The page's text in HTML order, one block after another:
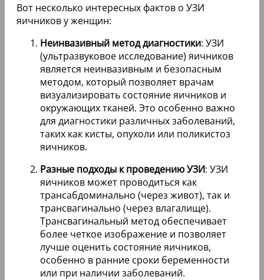
Вот несколько интересных фактов о УЗИ
яичников у женщин:
Неинвазивный метод диагностики: УЗИ
(ультразвуковое исследование) яичников
является неинвазивным и безопасным
методом, который позволяет врачам
визуализировать состояние яичников и
окружающих тканей. Это особенно важно
для диагностики различных заболеваний,
таких как кисты, опухоли или поликистоз
яичников.
Разные подходы к проведению УЗИ: УЗИ
яичников может проводиться как
трансабдоминально (через живот), так и
трансвагинально (через влагалище).
Трансвагинальный метод обеспечивает
более четкое изображение и позволяет
лучше оценить состояние яичников,
особенно в ранние сроки беременности
или при наличии заболеваний.